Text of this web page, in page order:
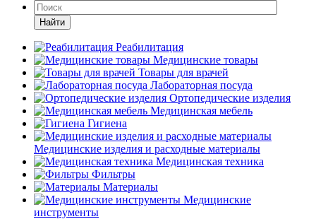
Найти
Реабилитация
Медицинские товары
Товары для врачей
Лабораторная посуда
Ортопедические изделия
Медицинская мебель
Гигиена
Медицинские изделия и расходные материалы
Медицинская техника
Фильтры
Материалы
Медицинские
инструменты